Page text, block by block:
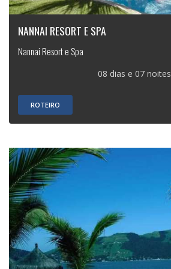
NANNAI RESORT E SPA
Nannai Resort e Spa
08 dias e 07 noites
ROTEIRO